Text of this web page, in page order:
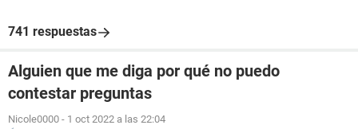
741 respuestas
Alguien que me diga por qué no puedo
contestar preguntas
Nicole0000 - 1 oct 2022 a las 22:04